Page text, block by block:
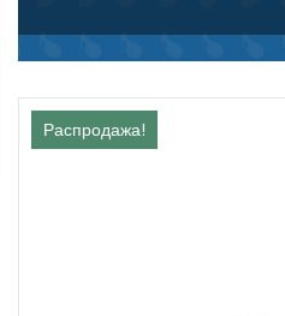
Распродажа!